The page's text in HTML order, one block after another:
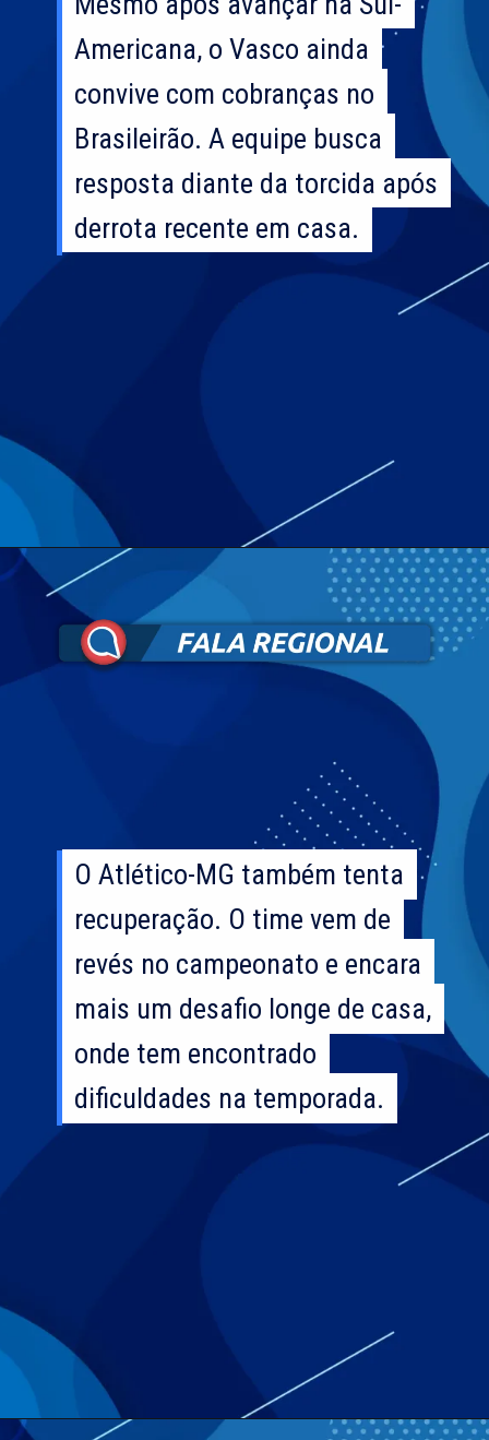
Americana, o Vasco ainda
convive com cobranças no
Brasileirão. A equipe busca
resposta diante da torcida após
derrota recente em casa.
Americana, o Vasco ainda
convive com cobranças no
Brasileirão. A equipe busca
resposta diante da torcida após
derrota recente em casa.
O Atlético-MG também tenta
recuperação. O time vem de
revés no campeonato e encara
mais um desafio longe de casa,
onde tem encontrado
dificuldades na temporada.
O Atlético-MG também tenta
recuperação. O time vem de
revés no campeonato e encara
mais um desafio longe de casa,
onde tem encontrado
dificuldades na temporada.